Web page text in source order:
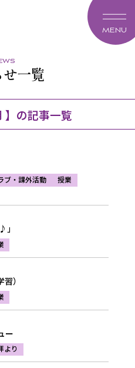
MENU
一覧
】の記事一覧
ブ・課外活動
授業
」
）
ー
より